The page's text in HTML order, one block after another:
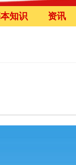
知识 资讯